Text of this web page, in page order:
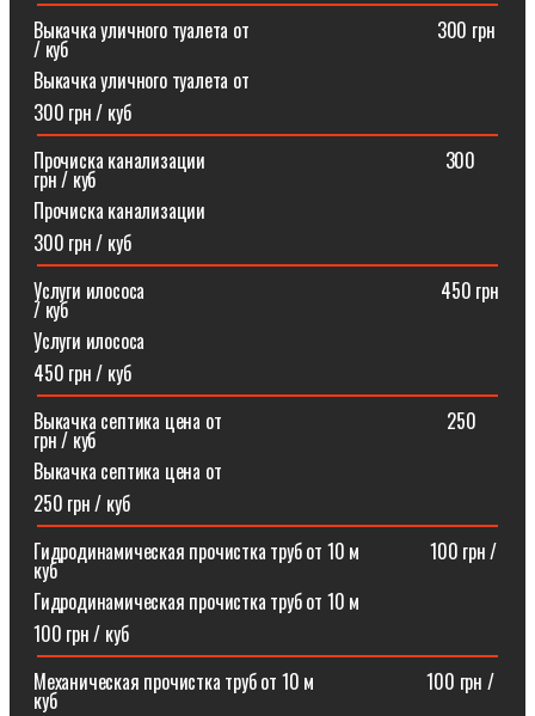
Выкачка уличного туалета от ⠀⠀⠀⠀⠀⠀⠀⠀⠀⠀⠀⠀⠀300 грн
/ куб
Выкачка уличного туалета от
300 грн / куб
Прочиска канализации⠀⠀⠀⠀⠀⠀⠀⠀⠀⠀⠀⠀⠀⠀⠀⠀⠀300
грн / куб
Прочиска канализации
300 грн / куб
Услуги илососа⠀⠀⠀⠀⠀⠀⠀⠀⠀⠀⠀⠀⠀⠀⠀⠀⠀⠀⠀⠀⠀450 грн
/ куб
Услуги илососа
450 грн / куб
Выкачка септика цена от⠀⠀⠀⠀⠀⠀⠀⠀⠀⠀⠀⠀⠀⠀⠀⠀250
грн / куб
Выкачка септика цена от
250 грн / куб
Гидродинамическая прочистка труб от 10 м⠀⠀⠀⠀⠀100 грн /
куб
Гидродинамическая прочистка труб от 10 м
100 грн / куб
Механическая прочистка труб от 10 м⠀⠀⠀⠀⠀⠀⠀⠀100 грн /
куб